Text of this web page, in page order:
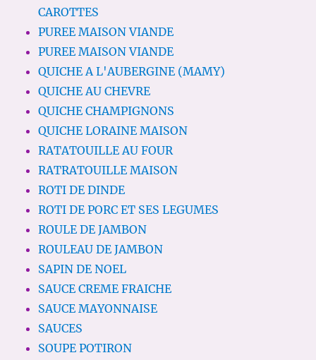
CAROTTES
PUREE MAISON VIANDE
PUREE MAISON VIANDE
QUICHE A L'AUBERGINE (MAMY)
QUICHE AU CHEVRE
QUICHE CHAMPIGNONS
QUICHE LORAINE MAISON
RATATOUILLE AU FOUR
RATRATOUILLE MAISON
ROTI DE DINDE
ROTI DE PORC ET SES LEGUMES
ROULE DE JAMBON
ROULEAU DE JAMBON
SAPIN DE NOEL
SAUCE CREME FRAICHE
SAUCE MAYONNAISE
SAUCES
SOUPE POTIRON